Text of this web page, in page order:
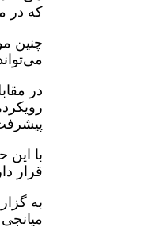
که در
چنین
در
با
قرار
به